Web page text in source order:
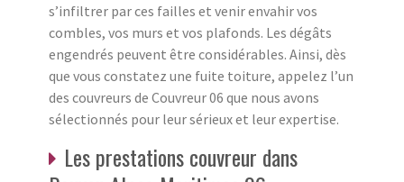
s’infiltrer par ces failles et venir envahir vos
combles, vos murs et vos plafonds. Les dégâts
engendrés peuvent être considérables. Ainsi, dès
que vous constatez une fuite toiture, appelez l’un
des couvreurs de Couvreur 06 que nous avons
sélectionnés pour leur sérieux et leur expertise.
Les prestations couvreur dans